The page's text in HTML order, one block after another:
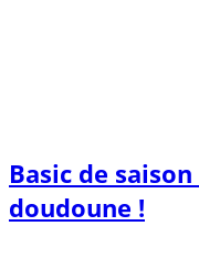
Basic de
doudoune !